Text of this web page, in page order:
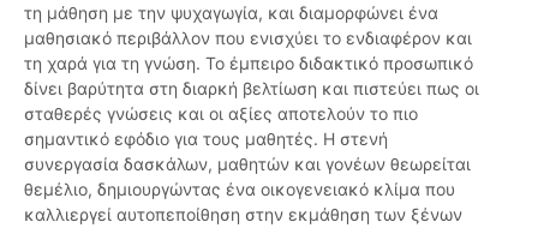
τη μάθηση με την ψυχαγωγία, και διαμορφώνει ένα
μαθησιακό περιβάλλον που ενισχύει το ενδιαφέρον και
τη χαρά για τη γνώση. Το έμπειρο διδακτικό προσωπικό
δίνει βαρύτητα στη διαρκή βελτίωση και πιστεύει πως οι
σταθερές γνώσεις και οι αξίες αποτελούν το πιο
σημαντικό εφόδιο για τους μαθητές. Η στενή
συνεργασία δασκάλων, μαθητών και γονέων θεωρείται
θεμέλιο, δημιουργώντας ένα οικογενειακό κλίμα που
καλλιεργεί αυτοπεποίθηση στην εκμάθηση των ξένων